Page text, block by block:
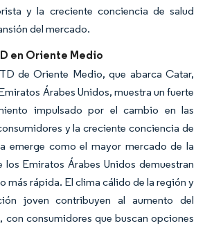
y la creciente conciencia de salud
del mercado.
en Oriente Medio
de Oriente Medio, que abarca Catar,
Árabes Unidos, muestra un fuerte
impulsado por el cambio en las
y la creciente conciencia de
emerge como el mayor mercado de la
los Emiratos Árabes Unidos demuestran
más rápida. El clima cálido de la región y
joven contribuyen al aumento del
con consumidores que buscan opciones